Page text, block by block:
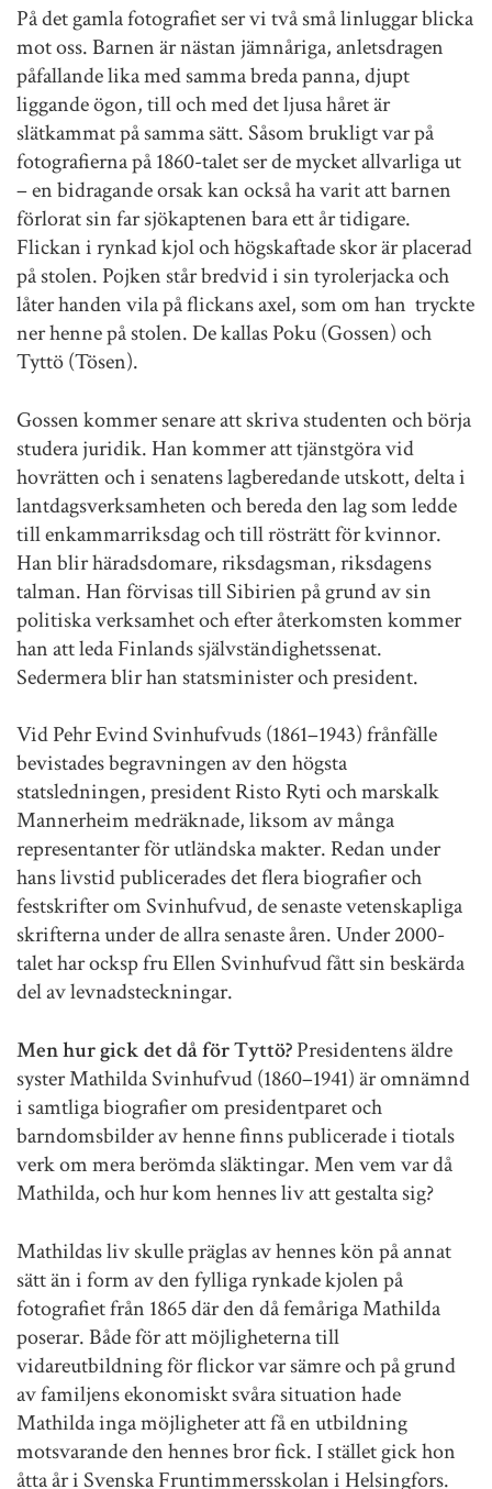
På det gamla fotografiet ser vi två små linluggar blicka
mot oss. Barnen är nästan jämnåriga, anletsdragen
påfallande lika med samma breda panna, djupt
liggande ögon, till och med det ljusa håret är
slätkammat på samma sätt. Såsom brukligt var på
fotografierna på 1860-talet ser de mycket allvarliga ut
– en bidragande orsak kan också ha varit att barnen
förlorat sin far sjökaptenen bara ett år tidigare.
Flickan i rynkad kjol och högskaftade skor är placerad
på stolen. Pojken står bredvid i sin tyrolerjacka och
låter handen vila på flickans axel, som om han tryckte
ner henne på stolen. De kallas Poku (Gossen) och
Tyttö (Tösen).
Gossen kommer senare att skriva studenten och börja
studera juridik. Han kommer att tjänstgöra vid
hovrätten och i senatens lagberedande utskott, delta i
lantdagsverksamheten och bereda den lag som ledde
till enkammarriksdag och till rösträtt för kvinnor.
Han blir häradsdomare, riksdagsman, riksdagens
talman. Han förvisas till Sibirien på grund av sin
politiska verksamhet och efter återkomsten kommer
han att leda Finlands självständighetssenat.
Sedermera blir han statsminister och president.
Vid Pehr Evind Svinhufvuds (1861–1943) frånfälle
bevistades begravningen av den högsta
statsledningen, president Risto Ryti och marskalk
Mannerheim medräknade, liksom av många
representanter för utländska makter. Redan under
hans livstid publicerades det flera biografier och
festskrifter om Svinhufvud, de senaste vetenskapliga
skrifterna under de allra senaste åren. Under 2000-
talet har ocksp fru Ellen Svinhufvud fått sin beskärda
del av levnadsteckningar.
Men hur gick det då för Tyttö?Presidentens äldre
syster Mathilda Svinhufvud (1860–1941) är omnämnd
i samtliga biografier om presidentparet och
barndomsbilder av henne finns publicerade i tiotals
verk om mera berömda släktingar. Men vem var då
Mathilda, och hur kom hennes liv att gestalta sig?
Mathildas liv skulle präglas av hennes kön på annat
sätt än i form av den fylliga rynkade kjolen på
fotografiet från 1865 där den då femåriga Mathilda
poserar. Både för att möjligheterna till
vidareutbildning för flickor var sämre och på grund
av familjens ekonomiskt svåra situation hade
Mathilda inga möjligheter att få en utbildning
motsvarande den hennes bror fick. I stället gick hon
åtta år i Svenska Fruntimmersskolan i Helsingfors.